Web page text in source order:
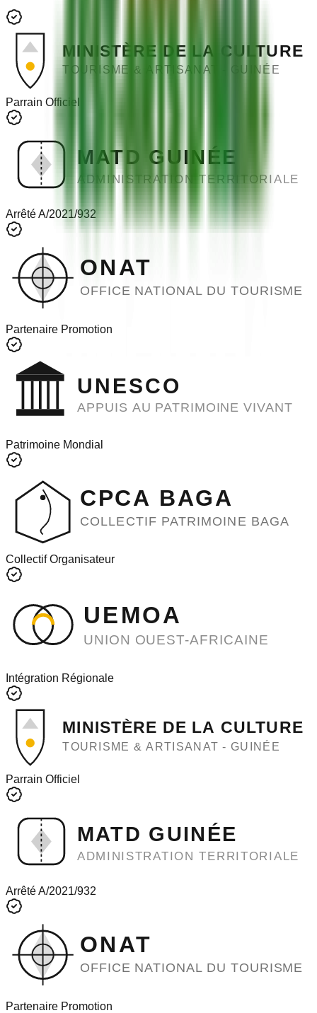
MINISTÈRE DE LA CULTURE
TOURISME & ARTISANAT - GUINÉE
Parrain Officiel
MATD GUINÉE
ADMINISTRATION TERRITORIALE
Arrêté A/2021/932
ONAT
OFFICE NATIONAL DU TOURISME
Partenaire Promotion
UNESCO
APPUIS AU PATRIMOINE VIVANT
Patrimoine Mondial
CPCA BAGA
COLLECTIF PATRIMOINE BAGA
Collectif Organisateur
UEMOA
UNION OUEST-AFRICAINE
Intégration Régionale
MINISTÈRE DE LA CULTURE
TOURISME & ARTISANAT - GUINÉE
Parrain Officiel
MATD GUINÉE
ADMINISTRATION TERRITORIALE
Arrêté A/2021/932
ONAT
OFFICE NATIONAL DU TOURISME
Partenaire Promotion